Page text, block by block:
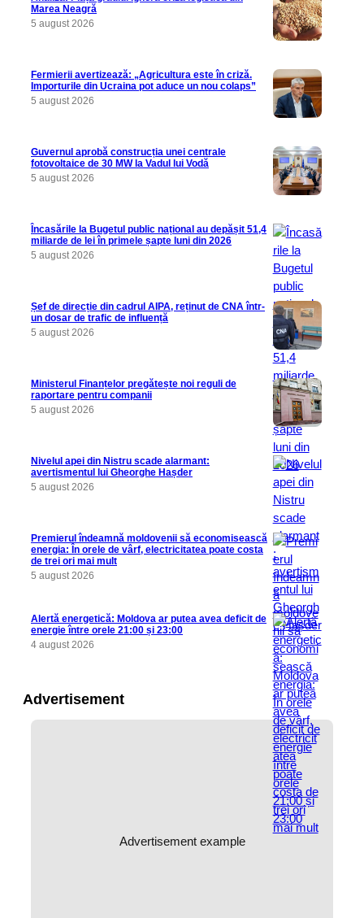
Marea Neagră
5 august 2026
Fermierii avertizează: „Agricultura este în criză.
Importurile din Ucraina pot aduce un nou colaps”
5 august 2026
Guvernul aprobă construcția unei centrale
fotovoltaice de 30 MW la Vadul lui Vodă
5 august 2026
Încasările la Bugetul public național au depășit 51,4
miliarde de lei în primele șapte luni din 2026
5 august 2026
Șef de direcție din cadrul AIPA, reținut de CNA într-
un dosar de trafic de influență
5 august 2026
Ministerul Finanțelor pregătește noi reguli de
raportare pentru companii
5 august 2026
Nivelul apei din Nistru scade alarmant:
avertismentul lui Gheorghe Hașder
5 august 2026
Premierul îndeamnă moldovenii să economisească
energia: În orele de vârf, electricitatea poate costa
de trei ori mai mult
5 august 2026
Alertă energetică: Moldova ar putea avea deficit de
energie între orele 21:00 și 23:00
4 august 2026
Advertisement
Advertisement example